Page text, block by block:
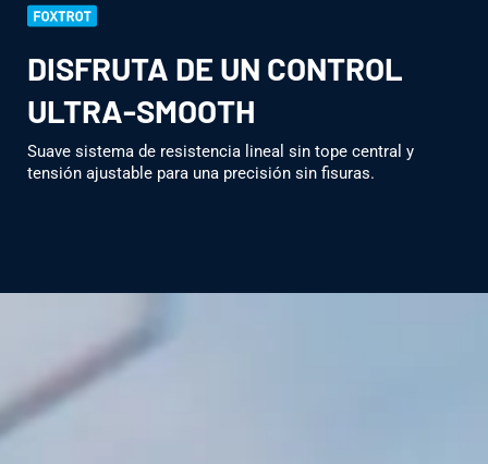
DISFRUTA DE UN CONTROL
ULTRA-SMOOTH
Suave sistema de resistencia lineal sin tope central y
tensión ajustable para una precisión sin fisuras.